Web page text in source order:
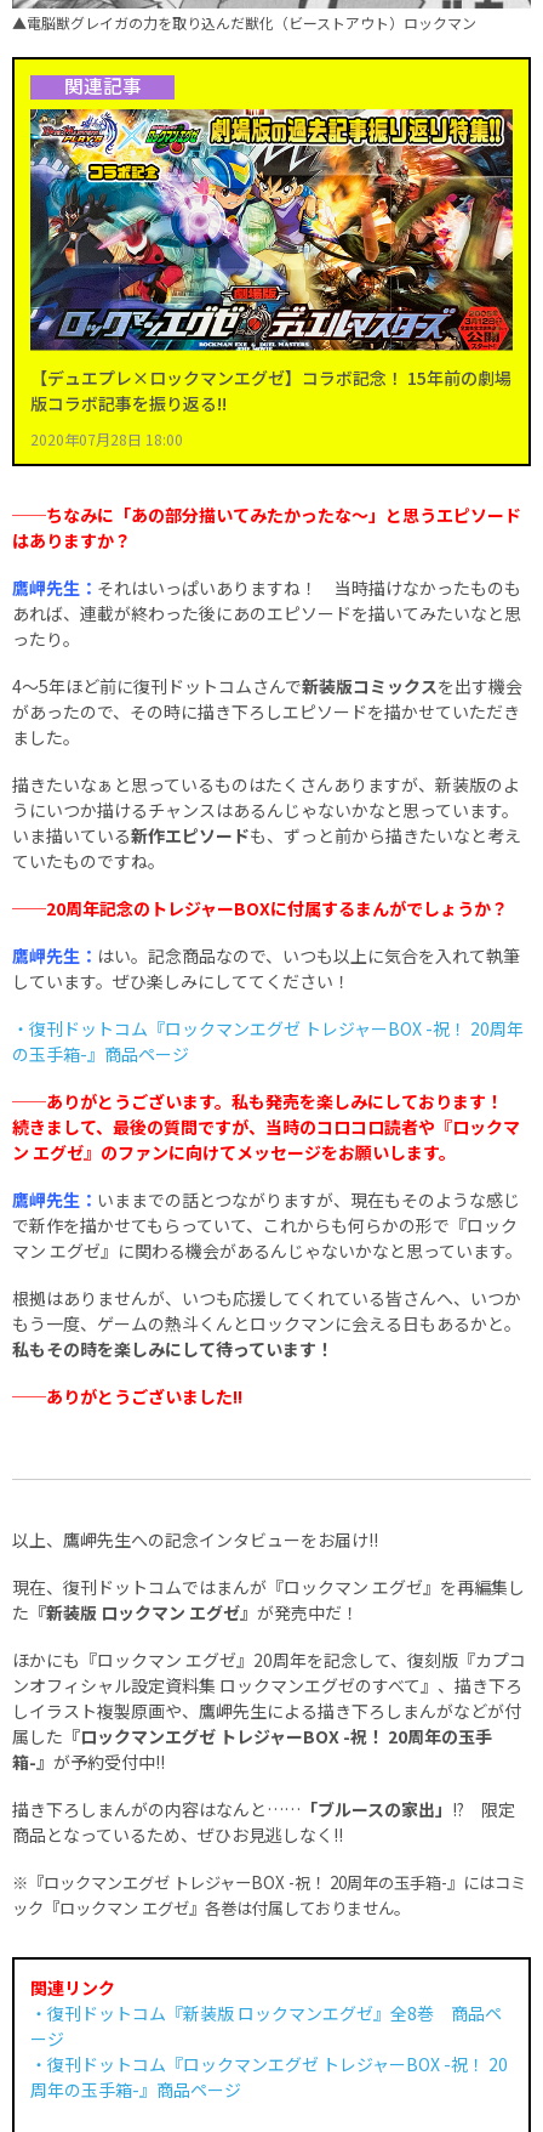
▲電脳獣グレイガの力を取り込んだ獣化（ビーストアウト）ロックマン
関連記事
【デュエプレ×ロックマンエグゼ】コラボ記念！ 15年前の劇場
版コラボ記事を振り返る!!
2020年07月28日 18:00
──ちなみに「あの部分描いてみたかったな～」と思うエピソード
はありますか？
鷹岬先生： それはいっぱいありますね！ 当時描けなかったものも
あれば、連載が終わった後にあのエピソードを描いてみたいなと思
ったり。
4～5年ほど前に復刊ドットコムさんで新装版コミックスを出す機会
があったので、その時に描き下ろしエピソードを描かせていただき
ました。
描きたいなぁと思っているものはたくさんありますが、新装版のよ
うにいつか描けるチャンスはあるんじゃないかなと思っています。
いま描いている新作エピソードも、ずっと前から描きたいなと考え
ていたものですね。
──20周年記念のトレジャーBOXに付属するまんがでしょうか？
鷹岬先生： はい。記念商品なので、いつも以上に気合を入れて執筆
しています。ぜひ楽しみにしててください！
・復刊ドットコム『ロックマンエグゼ トレジャーBOX -祝！ 20周年
の玉手箱-』商品ページ
──ありがとうございます。私も発売を楽しみにしております！
続きまして、最後の質問ですが、当時のコロコロ読者や『ロックマ
ン エグゼ』のファンに向けてメッセージをお願いします。
鷹岬先生： いままでの話とつながりますが、現在もそのような感じ
で新作を描かせてもらっていて、これからも何らかの形で『ロック
マン エグゼ』に関わる機会があるんじゃないかなと思っています。
根拠はありませんが、いつも応援してくれている皆さんへ、いつか
もう一度、ゲームの熱斗くんとロックマンに会える日もあるかと。
私もその時を楽しみにして待っています！
──ありがとうございました!!
以上、鷹岬先生への記念インタビューをお届け!!
現在、復刊ドットコムではまんが『ロックマン エグゼ』を再編集し
た 『新装版 ロックマン エグゼ』 が発売中だ！
ほかにも『ロックマン エグゼ』20周年を記念して、復刻版『カプコ
ンオフィシャル設定資料集 ロックマンエグゼのすべて』、描き下ろ
しイラスト複製原画や、鷹岬先生による描き下ろしまんがなどが付
属した 『ロックマンエグゼ トレジャーBOX -祝！ 20周年の玉手
箱-』 が予約受付中!!
描き下ろしまんがの内容はなんと…… 「ブルースの家出」 !? 限定
商品となっているため、ぜひお見逃しなく!!
※『ロックマンエグゼ トレジャーBOX -祝！ 20周年の玉手箱-』にはコミ
ック『ロックマン エグゼ』各巻は付属しておりません。
関連リンク
・復刊ドットコム『新装版 ロックマンエグゼ』全8巻 商品ペ
ージ
・復刊ドットコム『ロックマンエグゼ トレジャーBOX -祝！ 20
周年の玉手箱-』商品ページ